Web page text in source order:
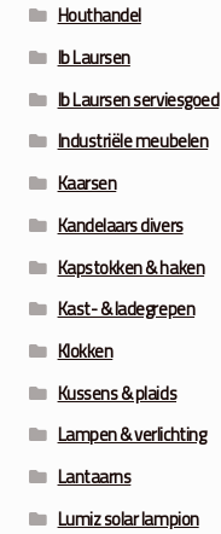
Houthandel
Ib Laursen
Ib Laursen serviesgoed
Industriële meubelen
Kaarsen
Kandelaars divers
Kapstokken & haken
Kast- & ladegrepen
Klokken
Kussens & plaids
Lampen & verlichting
Lantaarns
Lumiz solar lampion